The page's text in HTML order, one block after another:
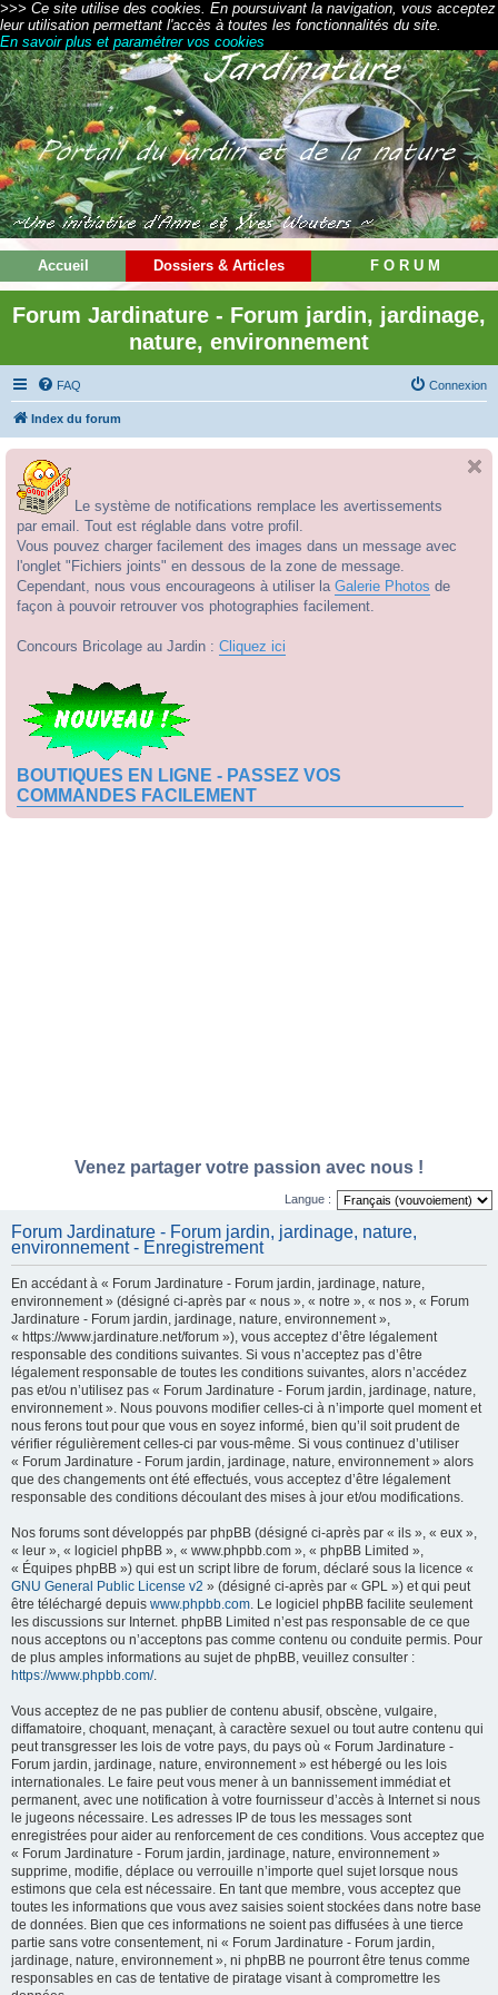
>>> Ce site utilise des cookies. En poursuivant la navigation, vous acceptez
leur utilisation permettant l'accès à toutes les fonctionnalités du site.
En savoir plus et paramétrer vos cookies
Accueil Dossiers & Articles F O R U M
Forum Jardinature - Forum jardin, jardinage,
nature, environnement
FAQ Connexion
Index du forum
Le système de notifications remplace les avertissements
par email. Tout est réglable dans votre profil.
Vous pouvez charger facilement des images dans un message avec
l'onglet "Fichiers joints" en dessous de la zone de message.
Cependant, nous vous encourageons à utiliser la Galerie Photos de
façon à pouvoir retrouver vos photographies facilement.
Concours Bricolage au Jardin : Cliquez ici
BOUTIQUES EN LIGNE - PASSEZ VOS
COMMANDES FACILEMENT
Venez partager votre passion avec nous !
Langue :
Forum Jardinature - Forum jardin, jardinage, nature,
environnement - Enregistrement
En accédant à « Forum Jardinature - Forum jardin, jardinage, nature,
environnement » (désigné ci-après par « nous », « notre », « nos », « Forum
Jardinature - Forum jardin, jardinage, nature, environnement »,
« https://www.jardinature.net/forum »), vous acceptez d’être légalement
responsable des conditions suivantes. Si vous n’acceptez pas d’être
légalement responsable de toutes les conditions suivantes, alors n’accédez
pas et/ou n’utilisez pas « Forum Jardinature - Forum jardin, jardinage, nature,
environnement ». Nous pouvons modifier celles-ci à n’importe quel moment et
nous ferons tout pour que vous en soyez informé, bien qu’il soit prudent de
vérifier régulièrement celles-ci par vous-même. Si vous continuez d’utiliser
« Forum Jardinature - Forum jardin, jardinage, nature, environnement » alors
que des changements ont été effectués, vous acceptez d’être légalement
responsable des conditions découlant des mises à jour et/ou modifications.
Nos forums sont développés par phpBB (désigné ci-après par « ils », « eux »,
« leur », « logiciel phpBB », « www.phpbb.com », « phpBB Limited »,
« Équipes phpBB ») qui est un script libre de forum, déclaré sous la licence «
GNU General Public License v2 » (désigné ci-après par « GPL ») et qui peut
être téléchargé depuis www.phpbb.com. Le logiciel phpBB facilite seulement
les discussions sur Internet. phpBB Limited n’est pas responsable de ce que
nous acceptons ou n’acceptons pas comme contenu ou conduite permis. Pour
de plus amples informations au sujet de phpBB, veuillez consulter :
https://www.phpbb.com/.
Vous acceptez de ne pas publier de contenu abusif, obscène, vulgaire,
diffamatoire, choquant, menaçant, à caractère sexuel ou tout autre contenu qui
peut transgresser les lois de votre pays, du pays où « Forum Jardinature -
Forum jardin, jardinage, nature, environnement » est hébergé ou les lois
internationales. Le faire peut vous mener à un bannissement immédiat et
permanent, avec une notification à votre fournisseur d’accès à Internet si nous
le jugeons nécessaire. Les adresses IP de tous les messages sont
enregistrées pour aider au renforcement de ces conditions. Vous acceptez que
« Forum Jardinature - Forum jardin, jardinage, nature, environnement »
supprime, modifie, déplace ou verrouille n’importe quel sujet lorsque nous
estimons que cela est nécessaire. En tant que membre, vous acceptez que
toutes les informations que vous avez saisies soient stockées dans notre base
de données. Bien que ces informations ne soient pas diffusées à une tierce
partie sans votre consentement, ni « Forum Jardinature - Forum jardin,
jardinage, nature, environnement », ni phpBB ne pourront être tenus comme
responsables en cas de tentative de piratage visant à compromettre les